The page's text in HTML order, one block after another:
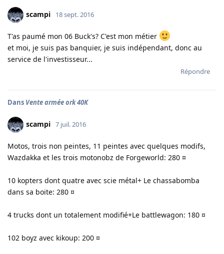
scampi 18 sept. 2016
T'as paumé mon 06 Buck's? C'est mon métier
et moi, je suis pas banquier, je suis indépendant, donc au
service de l'investisseur...
Répondre
Dans Vente armée ork 40K
scampi 7 juil. 2016
Motos, trois non peintes, 11 peintes avec quelques modifs,
Wazdakka et les trois motonobz de Forgeworld: 280 ¤
10 kopters dont quatre avec scie métal+ Le chassabomba
dans sa boite: 280 ¤
4 trucks dont un totalement modifié+Le battlewagon: 180 ¤
102 boyz avec kikoup: 200 ¤